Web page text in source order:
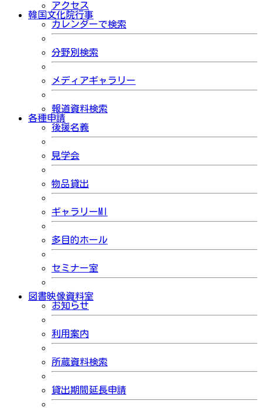
アクセス
韓国文化院行事
カレンダーで検索
分野別検索
メディアギャラリー
報道資料検索
各種申請
後援名義
見学会
物品貸出
ギャラリーMI
多目的ホール
セミナー室
図書映像資料室
お知らせ
利用案内
所蔵資料検索
貸出期間延長申請